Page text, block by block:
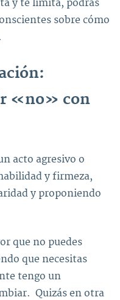
y te limita, podrás
sobre cómo
«no» con
acto agresivo o
y firmeza,
y proponiendo
que no puedes
que necesitas
tengo un
Quizás en otra